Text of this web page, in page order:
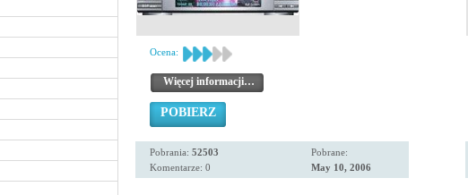
Ocena:
Więcej informacji…
POBIERZ
Pobrania: 52503
Komentarze: 0
Pobrane:
May 10, 2006